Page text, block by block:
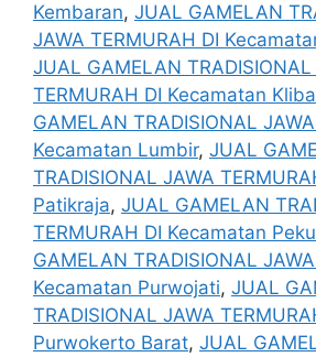
Kembaran, JUAL GAMELAN
JAWA TERMURAH DI
JUAL GAMELAN TRADISIONAL
TERMURAH DI Kecamatan
GAMELAN TRADISIONAL
Kecamatan Lumbir, JUAL
TRADISIONAL JAWA
Patikraja, JUAL GAMELAN
TERMURAH DI Kecamatan
GAMELAN TRADISIONAL
Kecamatan Purwojati, JUAL
TRADISIONAL JAWA
Purwokerto Barat, JUAL